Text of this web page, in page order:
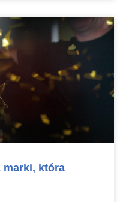
marki, która